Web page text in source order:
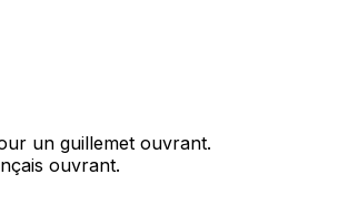
un guillemet ouvrant.
ouvrant.